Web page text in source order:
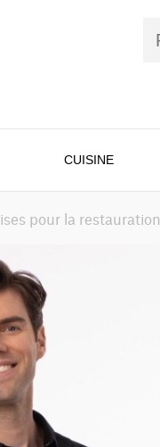
CUISINE
pour la restauration